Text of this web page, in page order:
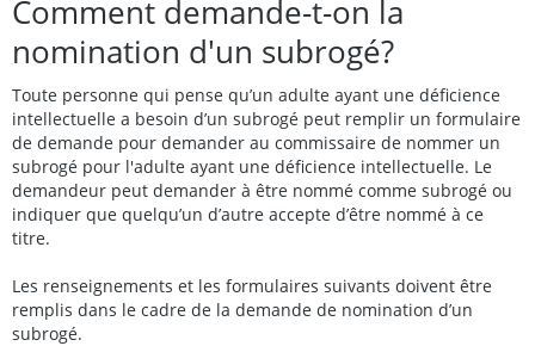
Comment demande-t-on la
nomination d'un subrogé?
Toute personne qui pense qu’un adulte ayant une déficience
intellectuelle a besoin d’un subrogé peut remplir un formulaire
de demande pour demander au commissaire de nommer un
subrogé pour l'adulte ayant une déficience intellectuelle. Le
demandeur peut demander à être nommé comme subrogé ou
indiquer que quelqu’un d’autre accepte d’être nommé à ce
titre.
Les renseignements et les formulaires suivants doivent être
remplis dans le cadre de la demande de nomination d’un
subrogé.